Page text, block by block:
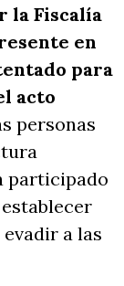
la Fiscalía
en
para
acto
personas
participado
a las